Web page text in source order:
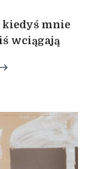
kiedyś mnie
wciągają